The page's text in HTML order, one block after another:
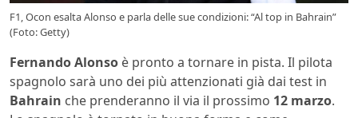
F1, Ocon esalta Alonso e parla delle sue condizioni: “Al top in Bahrain”
(Foto: Getty)
Fernando Alonso è pronto a tornare in pista. Il pilota
spagnolo sarà uno dei più attenzionati già dai test in
Bahrain che prenderanno il via il prossimo 12 marzo.